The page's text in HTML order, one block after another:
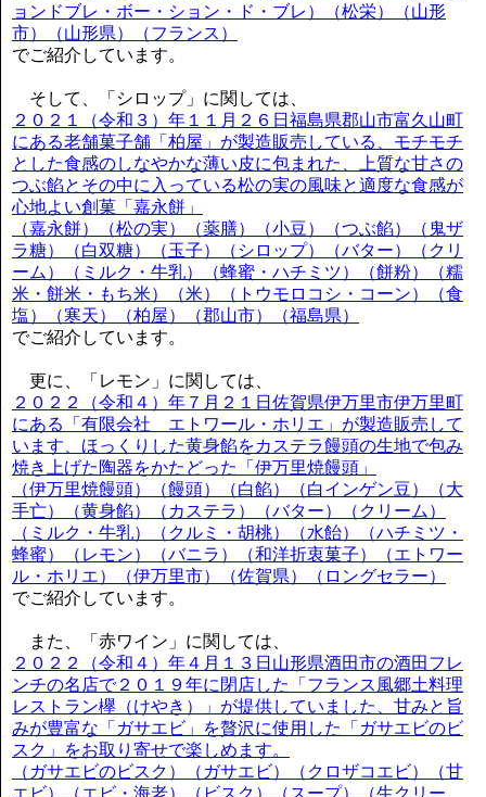
ョンドブレ・ボー・ション・ド・ブレ）（松栄）（山形
市）（山形県）（フランス）
でご紹介しています。
そして、「シロップ」に関しては、
２０２１（令和３）年１１月２６日福島県郡山市富久山町
にある老舗菓子舗「柏屋」が製造販売している、モチモチ
とした食感のしなやかな薄い皮に包まれた、上質な甘さの
つぶ餡とその中に入っている松の実の風味と適度な食感が
心地よい創菓「嘉永餅」
（嘉永餅）（松の実）（薬膳）（小豆）（つぶ餡）（鬼ザ
ラ糖）（白双糖）（玉子）（シロップ）（バター）（クリ
ーム）（ミルク・牛乳）（蜂蜜・ハチミツ）（餅粉）（糯
米・餅米・もち米）（米）（トウモロコシ・コーン）（食
塩）（寒天）（柏屋）（郡山市）（福島県）
でご紹介しています。
更に、「レモン」に関しては、
２０２２（令和４）年７月２１日佐賀県伊万里市伊万里町
にある「有限会社 エトワール・ホリエ」が製造販売して
います、ほっくりした黄身餡をカステラ饅頭の生地で包み
焼き上げた陶器をかたどった「伊万里焼饅頭」
（伊万里焼饅頭）（饅頭）（白餡）（白インゲン豆）（大
手亡）（黄身餡）（カステラ）（バター）（クリーム）
（ミルク・牛乳）（クルミ・胡桃）（水飴）（ハチミツ・
蜂蜜）（レモン）（バニラ）（和洋折衷菓子）（エトワー
ル・ホリエ）（伊万里市）（佐賀県）（ロングセラー）
でご紹介しています。
また、「赤ワイン」に関しては、
２０２２（令和４）年４月１３日山形県酒田市の酒田フレ
ンチの名店で２０１９年に閉店した「フランス風郷土料理
レストラン欅（けやき）」が提供していました、甘みと旨
みが豊富な「ガサエビ」を贅沢に使用した「ガサエビのビ
スク」をお取り寄せで楽しめます。
（ガサエビのビスク）（ガサエビ）（クロザコエビ）（甘
エビ）（エビ・海老）（ビスク）（スープ）（生クリー